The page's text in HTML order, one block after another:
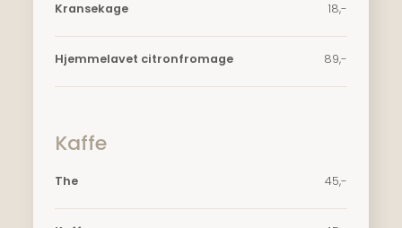
Kransekage ​18,-
Hjemmelavet citronfromage ​89,-
Kaffe
The ​45,-